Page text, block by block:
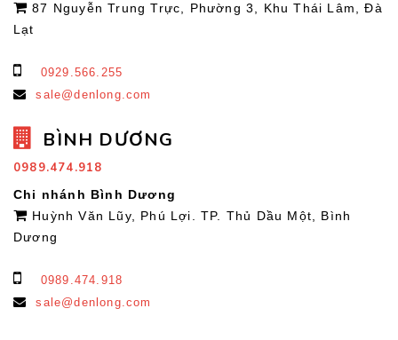
87 Nguyễn Trung Trực, Phường 3, Khu Thái Lâm, Đà
Lạt
0929.566.255
sale@denlong.com
BÌNH DƯƠNG
0989.474.918
Chi nhánh Bình Dương
Huỳnh Văn Lũy, Phú Lợi. TP. Thủ Dầu Một, Bình
Dương
0989.474.918
sale@denlong.com